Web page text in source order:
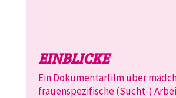
EINBLICKE
Ein Dokumentarfilm über
frauenspezifische (Sucht-)